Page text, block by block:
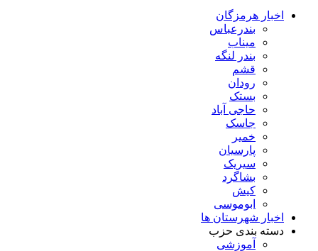
اخبار هرمزگان
بندرعباس
میناب
بندر لنگه
قشم
رودان
بستک
حاجی آباد
جاسک
خمیر
پارسیان
سیریک
بشاگرد
کیش
ابوموسی
اخبار شهرستان ها
دسته بندی حزب
آموزشی